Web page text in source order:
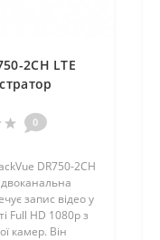
2CH LTE
0
DR750-2CH
запис відео у
Full HD 1080p з
камер. Він